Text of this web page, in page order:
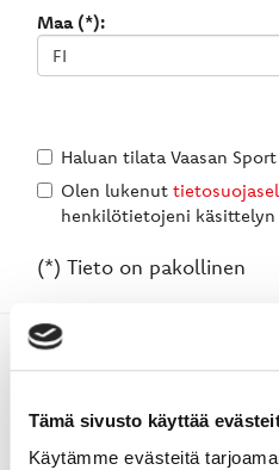
Tämä sivusto käyttää
Käytämme evästeitä
Maa (*):
Haluan tilata Vaasan
Olen lukenut
henkilötietojeni
(*) Tieto on pakollinen